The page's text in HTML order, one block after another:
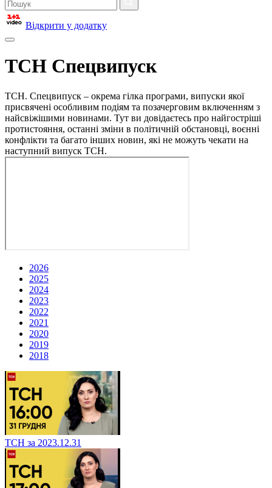
Відкрити у додатку
ТСН Спецвипуск
ТСН. Спецвипуск – окрема гілка програми, випуски якої
присвячені особливим подіям та позачерговим включенням з
найсвіжішими новинами. Тут ви довідаєтесь про найгостріші
протистояння, останні зміни в політичній обстановці, воєнні
конфлікти та багато інших новин, які не можуть чекати на
наступний випуск ТСН.
2026
2025
2024
2023
2022
2021
2020
2019
2018
ТСН за 2023.12.31